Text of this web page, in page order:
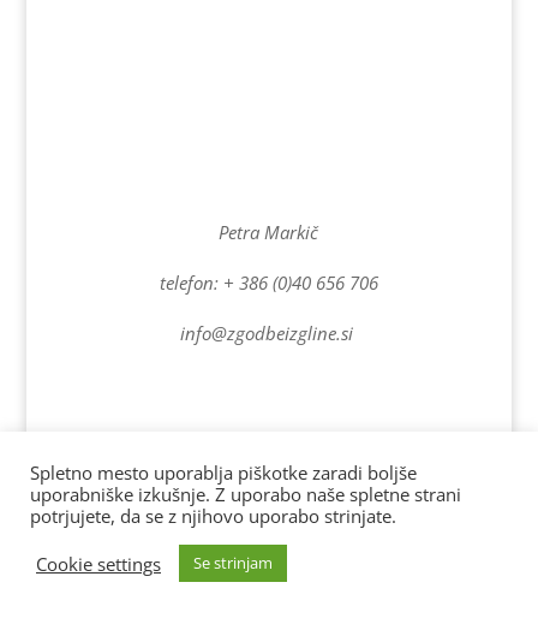
Petra Markič
telefon: + 386 (0)40 656 706
info@zgodbeizgline.si
Spletno stran vzdržuje www.drobnestvari.si | Vse pravice
Spletno mesto uporablja piškotke zaradi boljše
uporabniške izkušnje. Z uporabo naše spletne strani
potrjujete, da se z njihovo uporabo strinjate.
Cookie settings
Se strinjam